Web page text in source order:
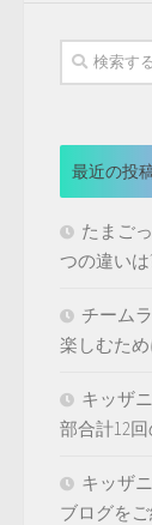
最近の投
たまご
つの違いは
チーム
楽しむた
キッザ
部合計12
キッザ
ブログをご